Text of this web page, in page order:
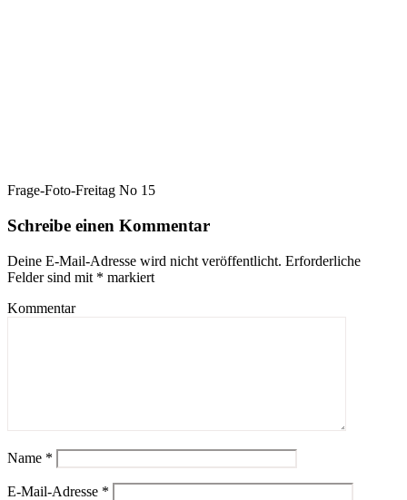
Frage-Foto-Freitag No 15
Schreibe einen Kommentar
Deine E-Mail-Adresse wird nicht veröffentlicht. Erforderliche
Felder sind mit * markiert
Kommentar
Name *
E-Mail-Adresse *